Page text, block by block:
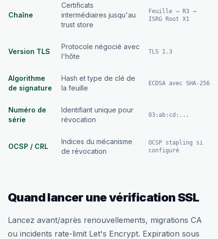
Chaîne
Certificats
intermédiaires jusqu'au
trust store
Feuille → R3 →
ISRG Root X1
Version TLS
Protocole négocié avec
l'hôte
TLS 1.3
Algorithme
de signature
Hash et type de clé de
la feuille
ECDSA avec SHA-256
Numéro de
série
Identifiant unique pour
révocation
03:ab:cd:...
OCSP / CRL
Indices du mécanisme
de révocation
OCSP stapling si
configuré
Quand lancer une vérification SSL
Lancez avant/après renouvellements, migrations CA
ou incidents rate-limit Let's Encrypt. Expiration sous